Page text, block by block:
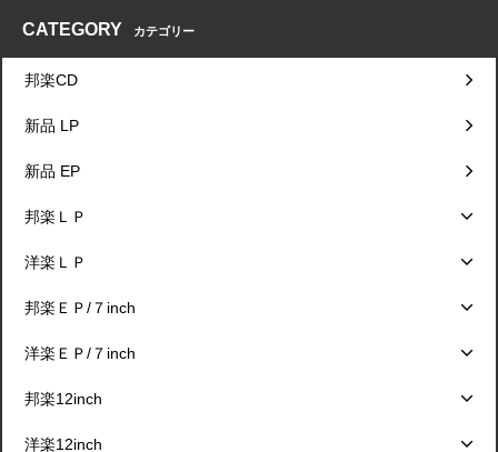
CATEGORY カテゴリー
邦楽CD
新品 LP
新品 EP
邦楽ＬＰ
洋楽ＬＰ
邦楽ＥＰ/７inch
洋楽ＥＰ/７inch
邦楽12inch
洋楽12inch